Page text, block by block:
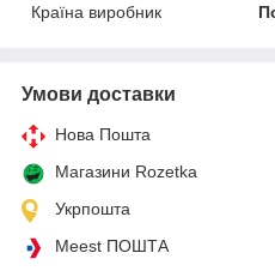
Країна виробник
Умови доставки
Нова Пошта
Магазини Rozetka
Укрпошта
Meest ПОШТА